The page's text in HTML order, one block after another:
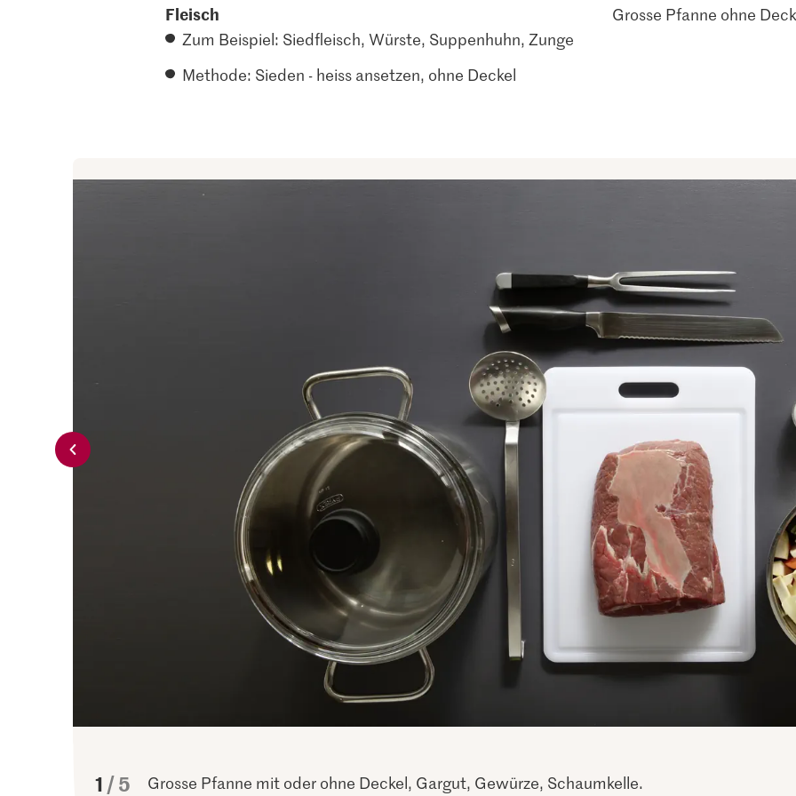
Fleisch
Zum Beispiel: Siedfleisch, Würste, Suppenhuhn, Zunge
Methode: Sieden - heiss ansetzen, ohne Deckel
Grosse Pfanne ohne
1 von
5 Grosse Pfanne mit oder ohne Deckel, Gargut, Gewürze, Schaumkelle.